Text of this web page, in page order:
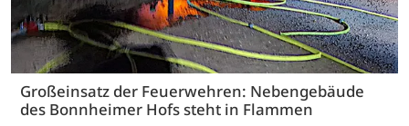
Großeinsatz der Feuerwehren: Nebengebäude
des Bonnheimer Hofs steht in Flammen